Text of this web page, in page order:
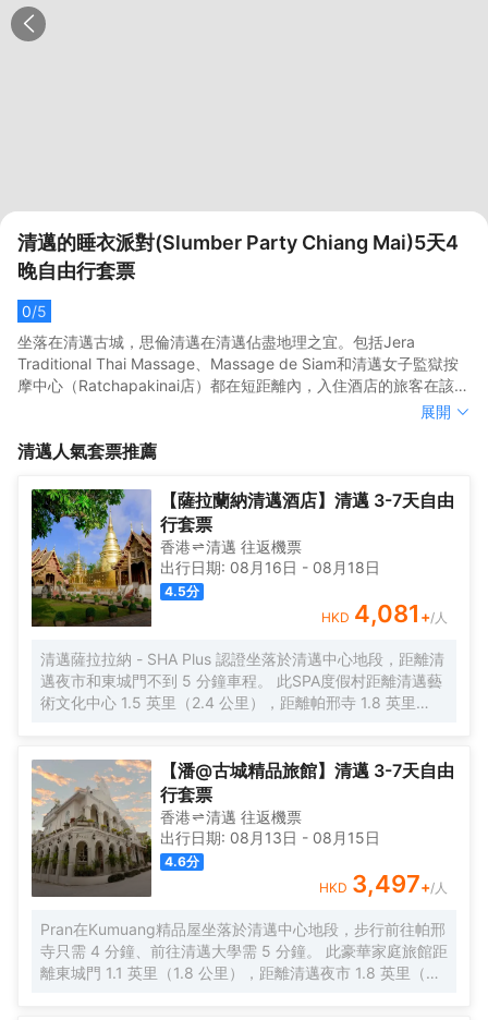
清邁的睡衣派對(Slumber Party Chiang Mai)5天4
晚自由行套票
0/5
坐落在清邁古城，思倫清邁在清邁佔盡地理之宜。包括Jera
Traditional Thai Massage、Massage de Siam和清邁女子監獄按
摩中心（Ratchapakinai店）都在短距離內，入住酒店的旅客在該地
區遊覽會很方便。</br>旅客可以在閒暇時間去酒店的休閒區，提升
情的相關信息。
摩中心（Ratchapakinai店）都在短距離內，入住酒店的旅客在該地
健康幸福感。外國旅客可以通過多國語言工作人員瞭解當地風土人
情的相關信息。
展開
清邁人氣套票推薦
【薩拉蘭納清邁酒店】清邁 3-7天自由
行套票
香港 清邁 往返機票
出行日期: 08月16日 - 08月18日
4.5分
HKD 4,081 +/人
清邁薩拉拉納 - SHA Plus 認證坐落於清邁中心地段，距離清
邁夜市和東城門不到 5 分鐘車程。 此SPA度假村距離清邁藝
術文化中心 1.5 英里（2.4 公里），距離帕邢寺 1.8 英里
WiFi、禮賓服務和宴會廳。 您可以到餐廳享用一頓美餐，也
可以待在房間裏，享受度假村的部分時段客房送餐服務。在
忙碌的一天後，不妨去酒吧/酒廊輕鬆一下。每天 7:00 至
11:00 提供收費的全套早餐。 特色服務/設施包括豪華轎車或
公務車服務、電腦站點和大堂免費報紙。酒店提供免費自助
停車。 有 15 間空調客房提供迷你吧和DVD 播放器；您定能
在旅途中找到家的舒適。帶有衞星頻道的平板電視可滿足您
的娛樂需求；同時提供免費無線網絡，方便您與朋友保持聯
繫。私人浴室提供免費洗浴用品和吹風機。便利設施包括電
話，以及保險箱和書桌。
【潘@古城精品旅館】清邁 3-7天自由
行套票
香港 清邁 往返機票
出行日期: 08月13日 - 08月15日
4.6分
HKD 3,497+/人
Pran在Kumuang精品屋坐落於清邁中心地段，步行前往帕邢
寺只需 4 分鐘、前往清邁大學需 5 分鐘。 此豪華家庭旅館距
離東城門 1.1 英里（1.8 公里），距離清邁夜市 1.8 英里（3